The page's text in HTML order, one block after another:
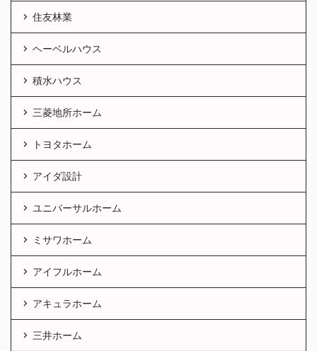
住友林業
ヘーベルハウス
積水ハウス
三菱地所ホーム
トヨタホーム
アイダ設計
ユニバーサルホーム
ミサワホーム
アイフルホーム
アキュラホーム
三井ホーム